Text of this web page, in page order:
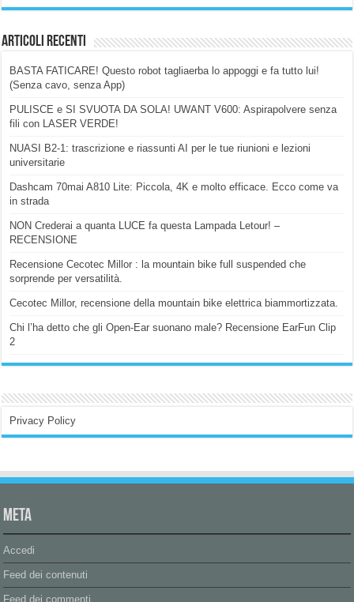
Articoli Recenti
BASTA FATICARE! Questo robot tagliaerba lo appoggi e fa tutto lui!
(Senza cavo, senza App)
PULISCE e SI SVUOTA DA SOLA! UWANT V600: Aspirapolvere senza
fili con LASER VERDE!
NUASI B2-1: trascrizione e riassunti AI per le tue riunioni e lezioni
universitarie
Dashcam 70mai A810 Lite: Piccola, 4K e molto efficace. Ecco come va
in strada
NON Crederai a quanta LUCE fa questa Lampada Letour! –
RECENSIONE
Recensione Cecotec Millor : la mountain bike full suspended che
sorprende per versatilità.
Cecotec Millor, recensione della mountain bike elettrica biammortizzata.
Chi l’ha detto che gli Open-Ear suonano male? Recensione EarFun Clip
2
Privacy Policy
Meta
Accedi
Feed dei contenuti
Feed dei commenti